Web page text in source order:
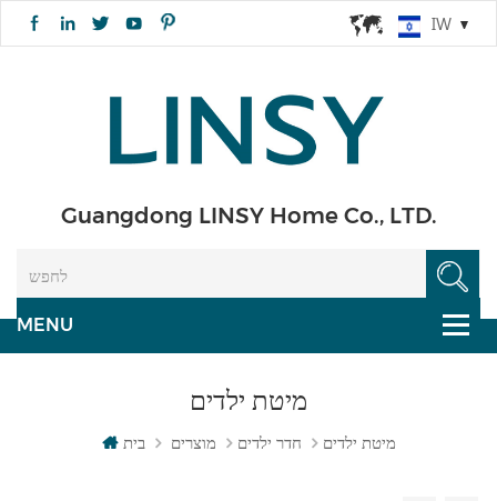
IW
Guangdong LINSY Home Co., LTD.
מיטת ילדים
בית מוצרים חדר ילדים מיטת ילדים